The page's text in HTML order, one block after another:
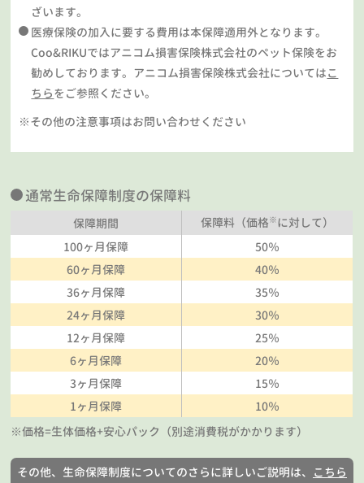
ざいます。
医療保険の加入に要する費用は本保障適用外となります。
Coo&RIKUではアニコム損害保険株式会社のペット保険をお
勧めしております。アニコム損害保険株式会社についてはこ
ちらをご参照ください。
※その他の注意事項はお問い合わせください
通常生命保障制度の保障料
保障期間 保障料（価格※に対して）
100ヶ月保障
50％
60ヶ月保障
40％
36ヶ月保障
35％
24ヶ月保障
30％
12ヶ月保障
25％
6ヶ月保障
20％
3ヶ月保障
15％
1ヶ月保障
10％
※価格=生体価格+安心パック（別途消費税がかかります）
その他、生命保障制度についてのさらに詳しいご説明は、
こちら